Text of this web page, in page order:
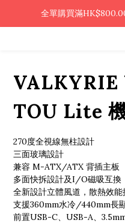
🎉凡使用銀行轉帳 /
全單購買滿
🎉凡使用銀行轉帳 /
VALKYRIE
TOU Lite
270度全視線無柱設計
三面玻璃設計
兼容 M-ATX/ATX 背插主板
多面快拆設計及I/O磁吸互換
全新設計立體風道，散熱效能
支援360mm水冷/440mm長
前置USB-C、USB-A、